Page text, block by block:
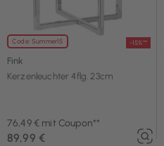
Code: Summer15 -15%**
Fink
Kerzenleuchter 4flg. 23cm
76,49 € mit Coupon**
89,99 €